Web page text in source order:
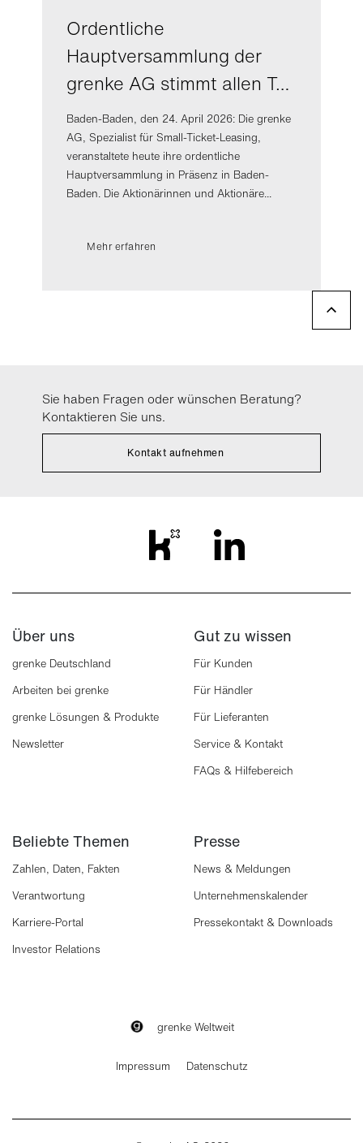
Ordentliche
Hauptversammlung der
grenke AG stimmt allen T…
Baden-Baden, den 24. April 2026: Die grenke
AG, Spezialist für Small-Ticket-Leasing,
veranstaltete heute ihre ordentliche
Hauptversammlung in Präsenz in Baden-
Baden. Die Aktionärinnen und Aktionäre...
Mehr erfahren
Sie haben Fragen oder wünschen Beratung?
Kontaktieren Sie uns.
Kontakt aufnehmen
Über uns
grenke Deutschland
Arbeiten bei grenke
grenke Lösungen & Produkte
Newsletter
Gut zu wissen
Für Kunden
Für Händler
Für Lieferanten
Service & Kontakt
FAQs & Hilfebereich
Beliebte Themen
Zahlen, Daten, Fakten
Verantwortung
Karriere-Portal
Investor Relations
Presse
News & Meldungen
Unternehmenskalender
Pressekontakt & Downloads
grenke Weltweit
Impressum Datenschutz